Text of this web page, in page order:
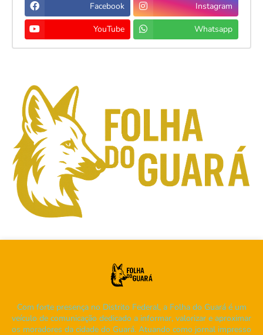
Facebook Instagram
YouTube Whatsapp
Com forte presença no Distrito Federal, a Folha do Guará é um
veículo de comunicação dedicado a informar, valorizar e aproximar
os moradores da cidade do Guará. Atuando como jornal impresso